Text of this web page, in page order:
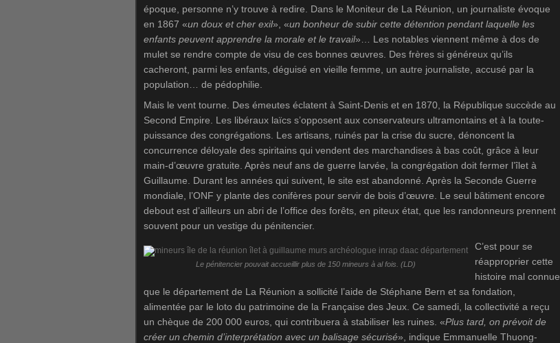
époque, personne n’y trouve à redire. Dans le Moniteur de La Réunion, un journaliste évoque
en 1867 «un doux et cher exil», «un bonheur de subir cette détention pendant laquelle les
enfants peuvent apprendre la morale et le travail»… Les notables viennent même à dos de
mulet se rendre compte de visu de ces bonnes œuvres. Des frères si généreux qu’ils
cacheront, parmi les enfants, déguisé en vieille femme, un autre journaliste, accusé par la
population… de pédophilie.
Mais le vent tourne. Des émeutes éclatent à Saint-Denis et en 1870, la République succède au
Second Empire. Les libéraux laïcs s’opposent aux conservateurs ultramontains et à la toute-
puissance des congrégations. Les artisans, ruinés par la crise du sucre, dénoncent la
concurrence déloyale des spiritains qui vendent des marchandises à bas coût, grâce à leur
main-d’œuvre gratuite. Après neuf ans de guerre larvée, la congrégation doit fermer l’îlet à
Guillaume. Durant les années qui suivent, le site est abandonné. Après la Seconde Guerre
mondiale, l’ONF y plante des conifères pour servir de bois d’œuvre. Le seul bâtiment encore
debout est d’ailleurs un abri de l’office des forêts, en piteux état, que les randonneurs prennent
souvent pour un vestige du pénitencier.
Le pénitencier pouvait accueillir plus de 150 mineurs à al fois. (LD)
C’est pour se
réapproprier cette
histoire mal connue
que le département de La Réunion a sollicité l’aide de Stéphane Bern et sa fondation,
alimentée par le loto du patrimoine de la Française des Jeux. Ce samedi, la collectivité a reçu
un chèque de 200 000 euros, qui contribuera à stabiliser les ruines. «Plus tard, on prévoit de
créer un chemin d’interprétation avec un balisage sécurisé», indique Emmanuelle Thuong-